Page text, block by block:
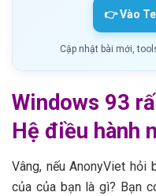
👉 Vào
Cập nhật bài mới,
Windows 93
Hệ điều hành
Vâng, nếu AnonyViet hỏi
của của bạn là gì? Bạn